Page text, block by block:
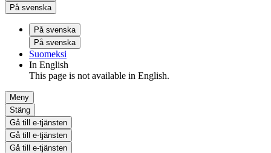
På svenska
På svenska
På svenska
Suomeksi
In English
This page is not available in English.
Meny
Stäng
Gå till e-tjänsten
Gå till e-tjänsten
Gå till e-tjänsten